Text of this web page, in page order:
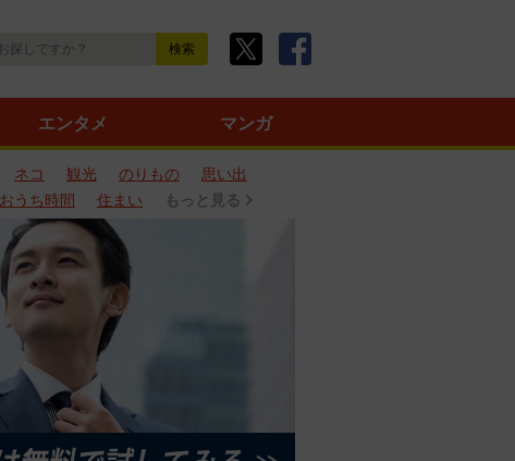
エンタメ マンガ
ネコ 観光 のりもの
思い出
おうち時間 住まい もっと見る